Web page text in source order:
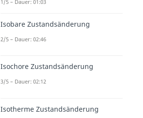
1/5 – Dauer: 01:03
Isobare Zustandsänderung
2/5 – Dauer: 02:46
Isochore Zustandsänderung
3/5 – Dauer: 02:12
Isotherme Zustandsänderung